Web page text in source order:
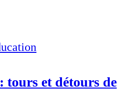
et détours de